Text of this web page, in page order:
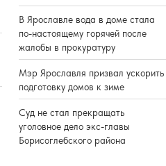
В Ярославле вода в доме стала
по-настоящему горячей после
жалобы в прокуратуру
Мэр Ярославля призвал ускорить
подготовку домов к зиме
Суд не стал прекращать
уголовное дело экс-главы
Борисоглебского района